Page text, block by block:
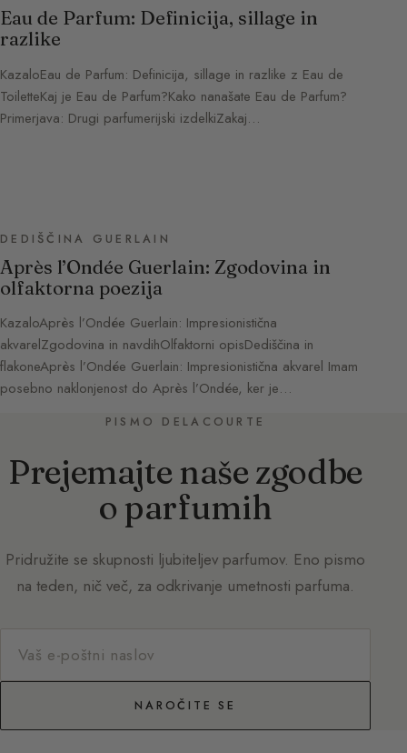
Eau de Parfum: Definicija, sillage in
razlike
KazaloEau de Parfum: Definicija, sillage in razlike z Eau de
ToiletteKaj je Eau de Parfum?Kako nanašate Eau de Parfum?
Primerjava: Drugi parfumerijski izdelkiZakaj…
DEDIŠČINA GUERLAIN
Après l’Ondée Guerlain: Zgodovina in
olfaktorna poezija
KazaloAprès l’Ondée Guerlain: Impresionistična
akvarelZgodovina in navdihOlfaktorni opisDediščina in
flakoneAprès l’Ondée Guerlain: Impresionistična akvarel Imam
posebno naklonjenost do Après l’Ondée, ker je…
PISMO DELACOURTE
Prejemajte naše zgodbe
o parfumih
Pridružite se skupnosti ljubiteljev parfumov. Eno pismo
na teden, nič več, za odkrivanje umetnosti parfuma.
NAROČITE SE